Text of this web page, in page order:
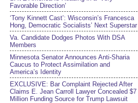
Favorable Direction’
‘Tony Kinnett Cast’: Wisconsin’s Francesca
Hong, Democratic Socialists’ Next Superstar
Va. Candidate Dodges Photos With DSA
Members
Minnesota Senator Announces Anti-Sharia
Caucus to Protect Assimilation and
America’s Identity
EXCLUSIVE: Bar Complaint Rejected After
Claims E. Jean Carroll Lawyer Concealed $7
Million Funding Source for Trump Lawsuit